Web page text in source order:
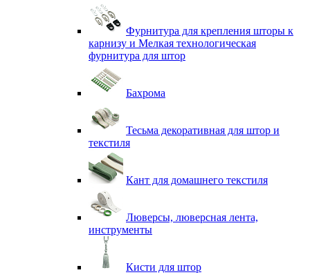
Фурнитура для крепления шторы к
карнизу и Мелкая технологическая
фурнитура для штор
Бахрома
Тесьма декоративная для штор и
текстиля
Кант для домашнего текстиля
Люверсы, люверсная лента,
инструменты
Кисти для штор